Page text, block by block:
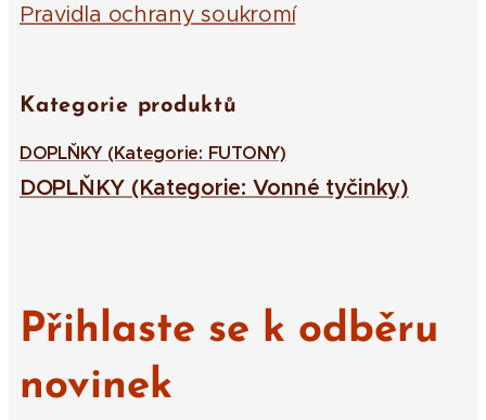
Pravidla ochrany soukromí
Kategorie produktů
DOPLŇKY (Kategorie: FUTONY)
DOPLŇKY (Kategorie: Vonné tyčinky)
Přihlaste se k odběru
novinek